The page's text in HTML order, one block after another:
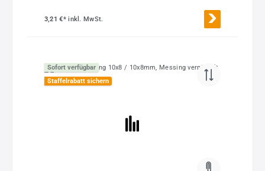
3,21 €*inkl. MwSt.
Sofort verfügbar
Staffelrabatt sichern